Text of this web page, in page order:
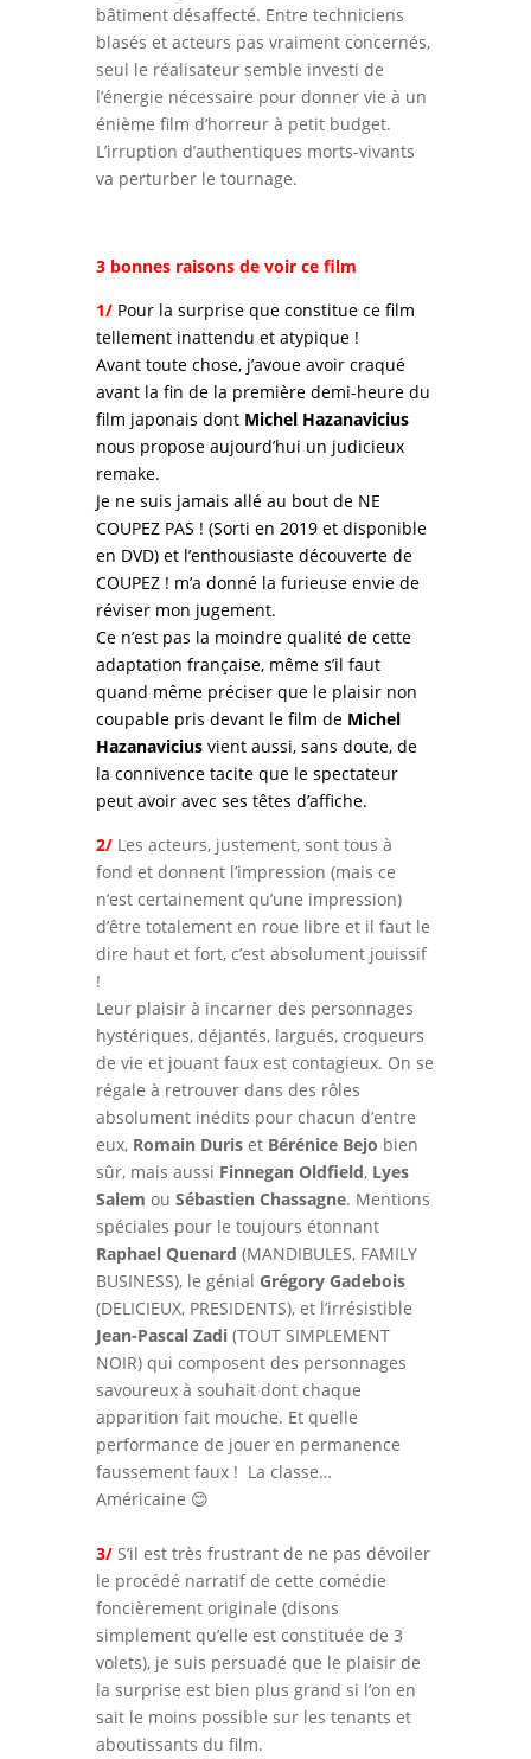
bâtiment désaffecté. Entre techniciens
blasés et acteurs pas vraiment concernés,
seul le réalisateur semble investi de
l’énergie nécessaire pour donner vie à un
énième film d’horreur à petit budget.
L’irruption d’authentiques morts-vivants
va perturber le tournage.
3 bonnes raisons de voir ce film
1/ Pour la surprise que constitue ce film
tellement inattendu et atypique !
Avant toute chose, j’avoue avoir craqué
avant la fin de la première demi-heure du
film japonais dont Michel Hazanavicius
nous propose aujourd’hui un judicieux
remake.
Je ne suis jamais allé au bout de NE
COUPEZ PAS ! (Sorti en 2019 et disponible
en DVD) et l’enthousiaste découverte de
COUPEZ ! m’a donné la furieuse envie de
réviser mon jugement.
Ce n’est pas la moindre qualité de cette
adaptation française, même s’il faut
quand même préciser que le plaisir non
coupable pris devant le film de Michel
Hazanaviciusvient aussi, sans doute, de
la connivence tacite que le spectateur
peut avoir avec ses têtes d’affiche.
2/Les acteurs, justement, sont tous à
fond et donnent l’impression (mais ce
n’est certainement qu’une impression)
d’être totalement en roue libre et il faut le
dire haut et fort, c’est absolument jouissif
!
Leur plaisir à incarner des personnages
hystériques, déjantés, largués, croqueurs
de vie et jouant faux est contagieux. On se
régale à retrouver dans des rôles
absolument inédits pour chacun d’entre
eux, Romain Duriset Bérénice Bejo bien
sûr, mais aussi Finnegan Oldfield, Lyes
Salem ou Sébastien Chassagne. Mentions
spéciales pour le toujours étonnant
Raphael Quenard (MANDIBULES, FAMILY
BUSINESS), le génial Grégory Gadebois
(DELICIEUX, PRESIDENTS), et l’irrésistible
Jean-Pascal Zadi(TOUT SIMPLEMENT
NOIR) qui composent des personnages
savoureux à souhait dont chaque
apparition fait mouche. Et quelle
performance de jouer en permanence
faussement faux ! La classe…
Américaine 😊
3/S’il est très frustrant de ne pas dévoiler
le procédé narratif de cette comédie
foncièrement originale (disons
simplement qu’elle est constituée de 3
volets), je suis persuadé que le plaisir de
la surprise est bien plus grand si l’on en
sait le moins possible sur les tenants et
aboutissants du film.